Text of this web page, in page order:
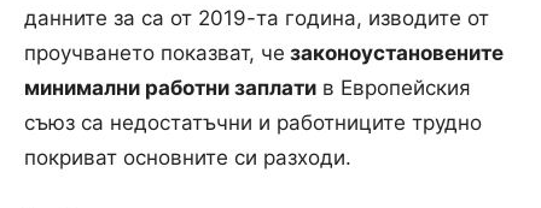
данните за са от 2019-та година, изводите от
проучването показват, че законоустановените
минимални работни заплати в Европейския
съюз са недостатъчни и работниците трудно
покриват основните си разходи.